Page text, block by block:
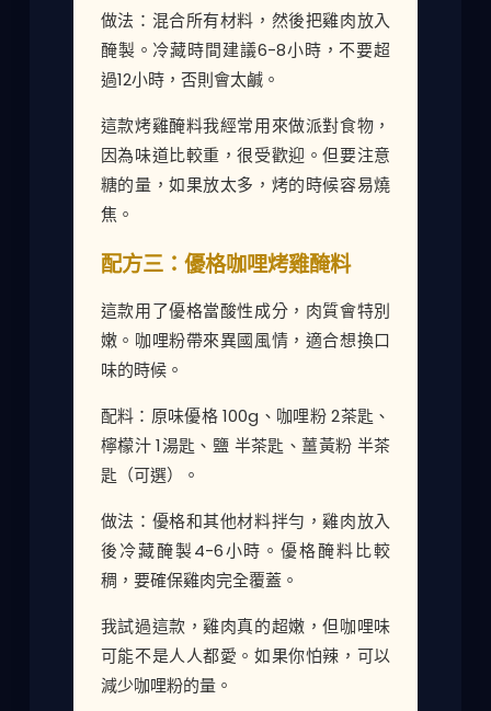
做法：混合所有材料，然後把雞肉放入
醃製。冷藏時間建議6-8小時，不要超
過12小時，否則會太鹹。
這款烤雞醃料我經常用來做派對食物，
因為味道比較重，很受歡迎。但要注意
糖的量，如果放太多，烤的時候容易燒
焦。
配方三：優格咖哩烤雞醃料
這款用了優格當酸性成分，肉質會特別
嫩。咖哩粉帶來異國風情，適合想換口
味的時候。
配料：原味優格 100g、咖哩粉 2茶匙、
檸檬汁 1湯匙、鹽 半茶匙、薑黃粉 半茶
匙（可選）。
做法：優格和其他材料拌勻，雞肉放入
後冷藏醃製4-6小時。優格醃料比較
稠，要確保雞肉完全覆蓋。
我試過這款，雞肉真的超嫩，但咖哩味
可能不是人人都愛。如果你怕辣，可以
減少咖哩粉的量。